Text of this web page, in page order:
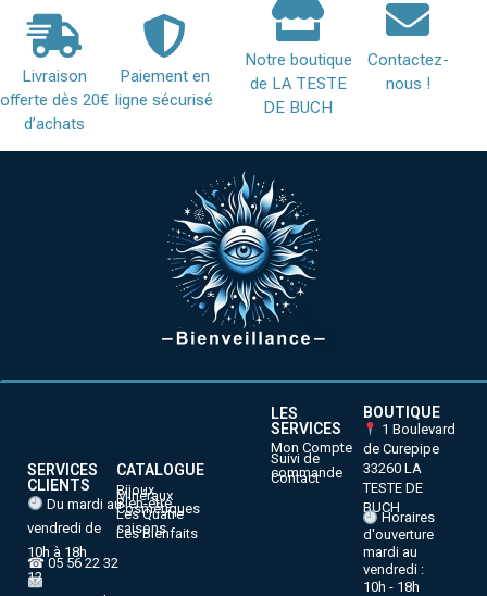
Livraison
offerte dès 20€
d’achats
Paiement en
ligne sécurisé
Notre boutique
de LA TESTE
DE BUCH
Contactez-
nous !
SERVICES
CLIENTS
Du mardi au
vendredi de
10h à 18h
☎ 05 56 22 32
12
CATALOGUE
Bijoux
Minéraux
Bien-être
Cosmétiques
Les Quatre
saisons
Les Bienfaits
LES
SERVICES
Mon Compte
Suivi de
commande
Contact
BOUTIQUE
1 Boulevard
de Curepipe
33260 LA
TESTE DE
BUCH
Horaires
d'ouverture
mardi au
vendredi :
10h - 18h